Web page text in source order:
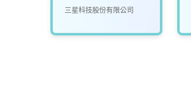
三星科技股份有限公司